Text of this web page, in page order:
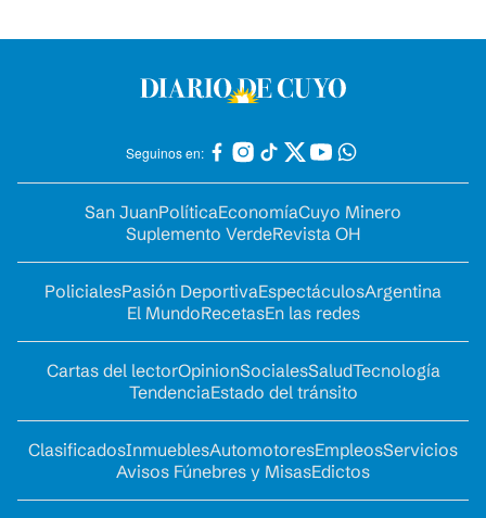
Seguinos en:
San JuanPolíticaEconomíaCuyo Minero
Suplemento VerdeRevista OH
PolicialesPasión DeportivaEspectáculosArgentina
El MundoRecetasEn las redes
Cartas del lectorOpinionSocialesSaludTecnología
TendenciaEstado del tránsito
ClasificadosInmueblesAutomotoresEmpleosServicios
Avisos Fúnebres y MisasEdictos